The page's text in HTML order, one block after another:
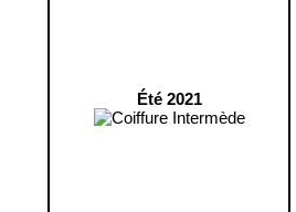
Été 2021